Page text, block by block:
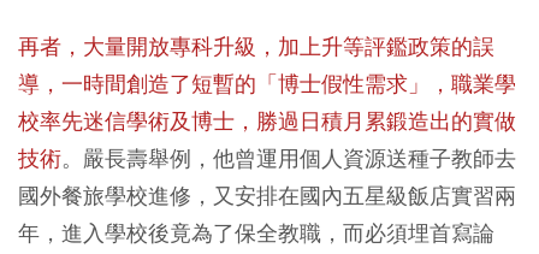
再者，大量開放專科升級，加上升等評鑑政策的誤
導，一時間創造了短暫的「博士假性需求」，職業學
校率先迷信學術及博士，勝過日積月累鍛造出的實做
技術。嚴長壽舉例，他曾運用個人資源送種子教師去
國外餐旅學校進修，又安排在國內五星級飯店實習兩
年，進入學校後竟為了保全教職，而必須埋首寫論